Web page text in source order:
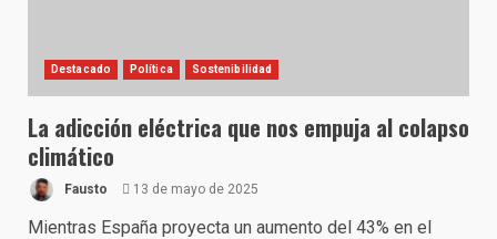
Destacado Política Sostenibilidad
La adicción eléctrica que nos empuja al colapso
climático
Fausto 13 de mayo de 2025
Mientras España proyecta un aumento del 43% en el